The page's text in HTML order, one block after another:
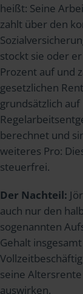
heißt: Seine
zahlt über den
stockt sie oder
Prozent auf und
gesetzlichen
grundsätzlich auf
berechnet und
weiteres Pro:
steuerfrei.
Der Nachteil:
auch nur den
sogenannten
Gehalt
seine
auswirken.